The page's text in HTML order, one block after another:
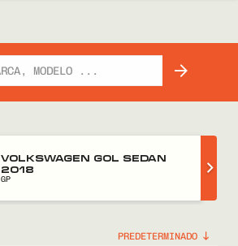
VOLKSWAGEN GOL SEDAN
2018
GP